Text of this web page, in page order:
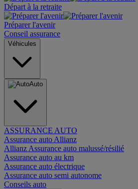
Départ à la retraite
Préparer l'avenir
Conseil assurance
Véhicules
Auto
ASSURANCE AUTO
Assurance auto Allianz
Allianz Assurance auto malussé/résilié
Assurance auto au km
Assurance auto électrique
Assurance auto semi autonome
Conseils auto